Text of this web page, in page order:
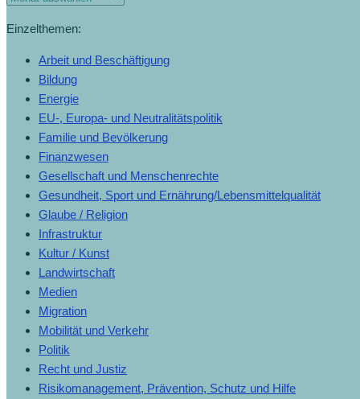
Einzelthemen:
Arbeit und Beschäftigung
Bildung
Energie
EU-, Europa- und Neutralitätspolitik
Familie und Bevölkerung
Finanzwesen
Gesellschaft und Menschenrechte
Gesundheit, Sport und Ernährung/Lebensmittelqualität
Glaube / Religion
Infrastruktur
Kultur / Kunst
Landwirtschaft
Medien
Migration
Mobilität und Verkehr
Politik
Recht und Justiz
Risikomanagement, Prävention, Schutz und Hilfe